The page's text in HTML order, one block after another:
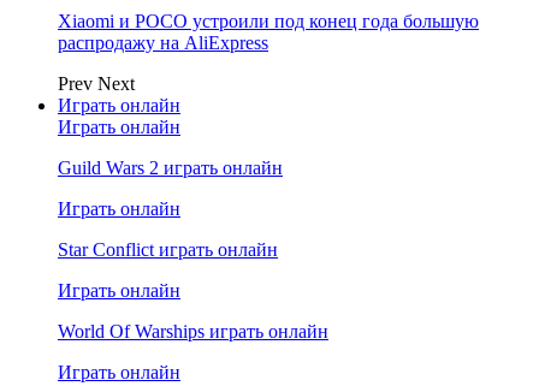
Xiaomi и POCO устроили под конец года большую
распродажу на AliExpress
Prev Next
Играть онлайн
Играть онлайн
Guild Wars 2 играть онлайн
Играть онлайн
Star Conflict играть онлайн
Играть онлайн
World Of Warships играть онлайн
Играть онлайн